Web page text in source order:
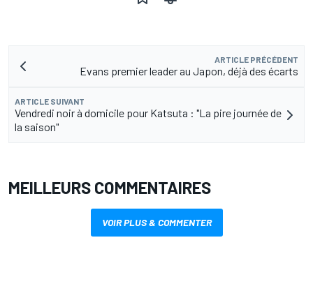
ARTICLE PRÉCÉDENT
Evans premier leader au Japon, déjà des écarts
ARTICLE SUIVANT
Vendredi noir à domicile pour Katsuta : "La pire journée de
la saison"
MEILLEURS COMMENTAIRES
VOIR PLUS & COMMENTER